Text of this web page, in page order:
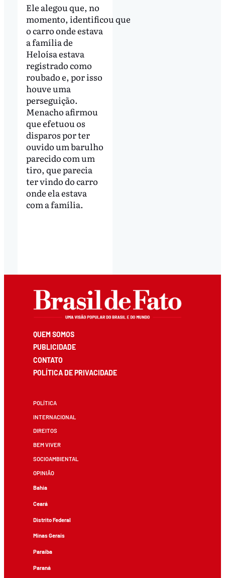
Ele alegou que, no
momento, identificou que
o carro onde estava
a família de
Heloísa estava
registrado como
roubado e, por isso
houve uma
perseguição.
Menacho afirmou
que efetuou os
disparos por ter
ouvido um barulho
parecido com um
tiro, que parecia
ter vindo do carro
onde ela estava
com a família.
QUEM SOMOS
PUBLICIDADE
CONTATO
POLÍTICA DE PRIVACIDADE
POLÍTICA
INTERNACIONAL
DIREITOS
BEM VIVER
SOCIOAMBIENTAL
OPINIÃO
Bahia
Ceará
Distrito Federal
Minas Gerais
Paraíba
Paraná